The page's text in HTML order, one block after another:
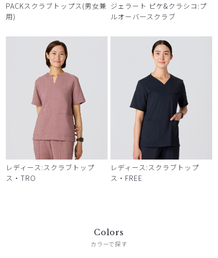
PACKスクラブトップス(男女兼
用)
ジェラート ピケ&クラシコ:プ
ルオーバースクラブ
レディース:スクラブトップ
ス・TRO
レディース:スクラブトップ
ス・FREE
Colors
カラーで探す